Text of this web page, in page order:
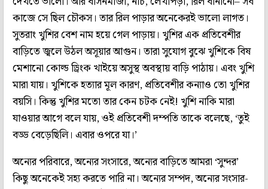
কাজে সে ছিল চৌকস। তার রিল পাড়ার অনেকেরই ভালো লাগত।
সুতরাং খুশির বেশ নাম হয়ে গেল পাড়ায়। খুশির এক প্রতিবেশীর
বাড়িতে জ্বলে উঠল অসূয়ার আগুন। তারা সুযোগ বুঝে খুশিকে বিষ
মেশানো কোল্ড ড্রিংক খাইয়ে অসুস্থ অবস্থায় বাড়ি পাঠায়। এবং খুশি
মারা যায়। খুশিকে হত্যার মূল কারণ, প্রতিবেশীর কন্যাও তো খুশির
বয়সি। কিন্তু খুশির মতো তার কেন চটক নেই! খুশি নাকি মারা
যাওয়ার আগে বলে যায়, ওই প্রতিবেশী দম্পতি তাকে বলেছে, ‘তুই
বড্ড বেড়েছিলি। এবার ওপরে যা।’
অন্যের পরিবারে, অন্যের সংসারে, অন্যের বাড়িতে আমরা ‘সুন্দর’
কিছু অনেকেই সহ্য করতে পারি না। অন্যের সম্পদ, অন্যের সংসার-